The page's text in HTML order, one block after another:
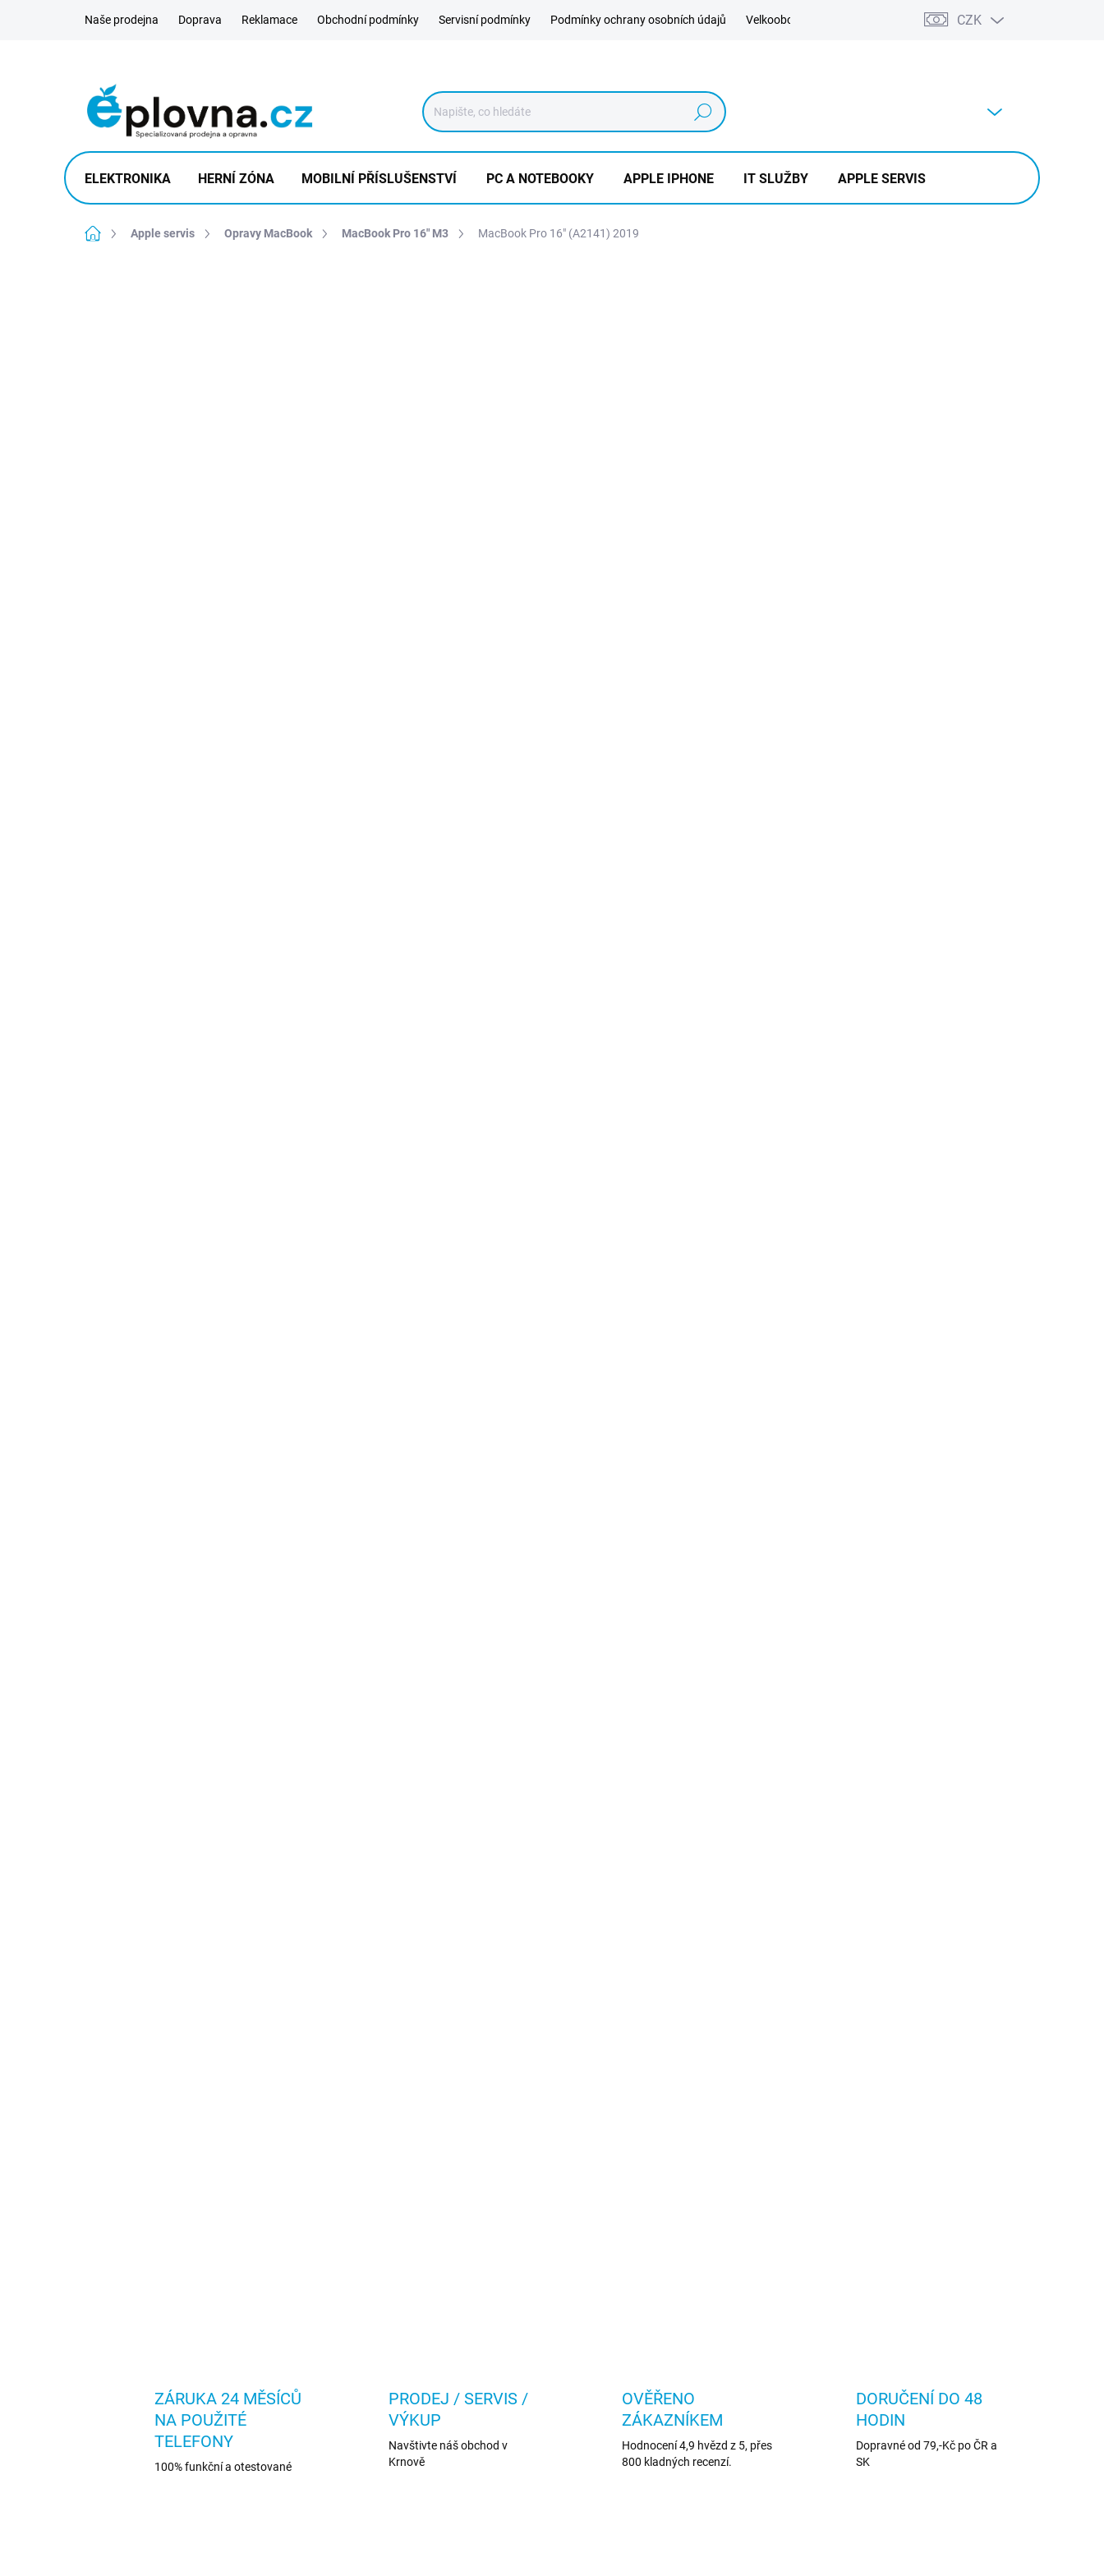
Naše prodejna Doprava Reklamace Obchodní podmínky Servisní podmínky Podmínky ochrany osobních údajů Velkoobchod Výkup CZK
Hledat
ELEKTRONIKA HERNÍ ZÓNA MOBILNÍ PŘÍSLUŠENSTVÍ PC A NOTEBOOKY APPLE IPHONE IT SLUŽBY APPLE SERVIS
Domů Apple servis Opravy MacBook MacBook Pro 16" M3 MacBook Pro 16" (A2141) 2019
ZÁRUKA 24 MĚSÍCŮ
NA POUŽITÉ
TELEFONY
100% funkční a otestované
PRODEJ / SERVIS /
VÝKUP
Navštivte náš obchod v
Krnově
OVĚŘENO
ZÁKAZNÍKEM
Hodnocení 4,9 hvězd z 5, přes
800 kladných recenzí.
DORUČENÍ DO 48
HODIN
Dopravné od 79,-Kč po ČR a
SK